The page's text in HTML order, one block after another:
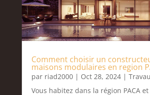
Comment choisir un
maisons modulaires en region
par riad2000| Oct 28, 2024|
Vous habitez dans la région PACA et